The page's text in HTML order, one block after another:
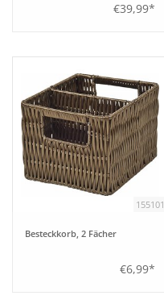
Einrichtung
Berufsbekleidung
€39,99*
155101
Besteckkorb, 2 Fächer
€6,99*